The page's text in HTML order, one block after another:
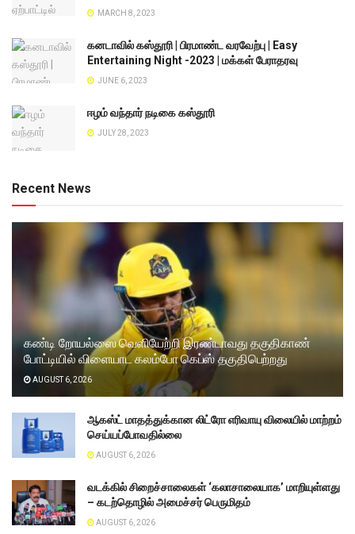
MARCH 8, 2023
கனடாவில் கஸ்தூரி | பிரமாண்ட வரவேற்பு | Easy
Entertaining Night -2023 | மக்கள் பேராதரவு
JUNE 6, 2023
ஈழம் வந்தார் நடிகை கஸ்தூரி
JULY 28, 2023
Recent News
கண்டி றோயல்ஸை வெளியேற்றி இரண்டாவது தகுதிகாண்
போட்டியில் விளையாட கலம்போ கெப்ஸ் தகுதிபெற்றது
AUGUST 6, 2026
ஆகஸ்ட் மாதத்துக்கான லிட்ரோ எரிவாயு விலையில் மாற்றம்
செய்யப்போவதில்லை
AUGUST 6, 2026
வடக்கில் சிறைச்சாலைகள் ‘கலாசாலையாக’ மாறியுள்ளது
– கடற்தொழில் அமைச்சர் பெருமிதம்
AUGUST 6, 2026